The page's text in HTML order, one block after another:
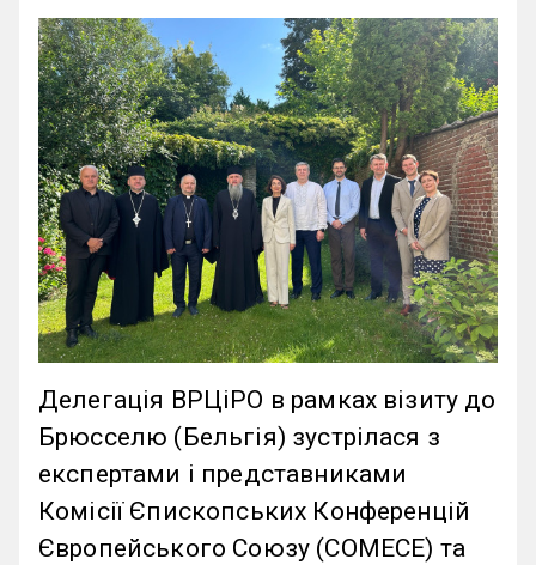
Делегація ВРЦіРО в рамках візиту до
Брюсселю (Бельгія) зустрілася з
експертами і представниками
Комісії Єпископських Конференцій
Європейського Союзу (СОМЕСЕ) та